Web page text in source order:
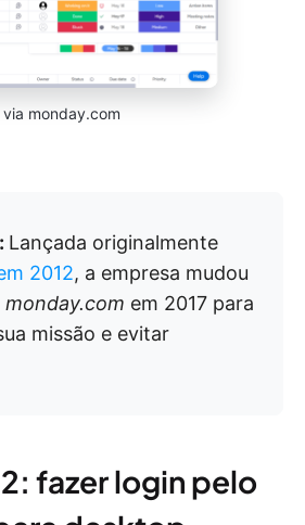
via monday.com
Lançada originalmente
2012, a empresa mudou
monday.com em 2017 para
missão e evitar
fazer login pelo